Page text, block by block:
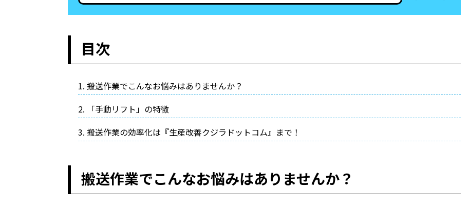
目次
搬送作業でこんなお悩みはありませんか？
「手動リフト」の特徴
搬送作業の効率化は『生産改善クジラドットコム』まで！
搬送作業でこんなお悩みはありませんか？